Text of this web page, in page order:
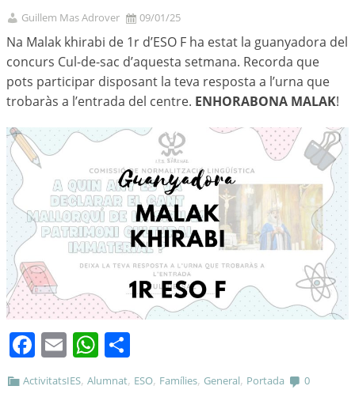
Guillem Mas Adrover 09/01/25
Na Malak khirabi de 1r d’ESO F ha estat la guanyadora del
concurs Cul-de-sac d’aquesta setmana. Recorda que
pots participar disposant la teva resposta a l’urna que
trobaràs a l’entrada del centre. ENHORABONA MALAK!
Facebook
EmailWhatsApp
ActivitatsIES,Alumnat, ESO, Famílies, General, Portada 0